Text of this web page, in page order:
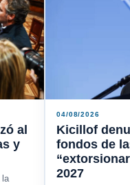
al
y
la
04/08/2026
Kicillof
fondos de
2027